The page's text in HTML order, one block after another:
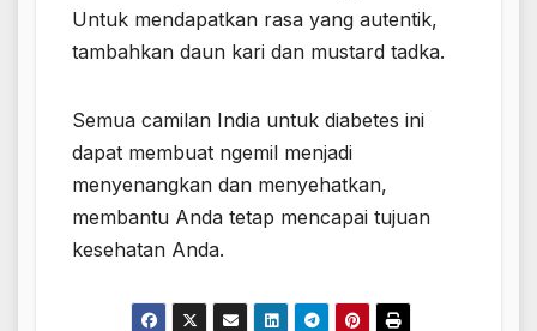
Untuk mendapatkan rasa yang autentik,
tambahkan daun kari dan mustard tadka.
Semua camilan India untuk diabetes ini
dapat membuat ngemil menjadi
menyenangkan dan menyehatkan,
membantu Anda tetap mencapai tujuan
kesehatan Anda.